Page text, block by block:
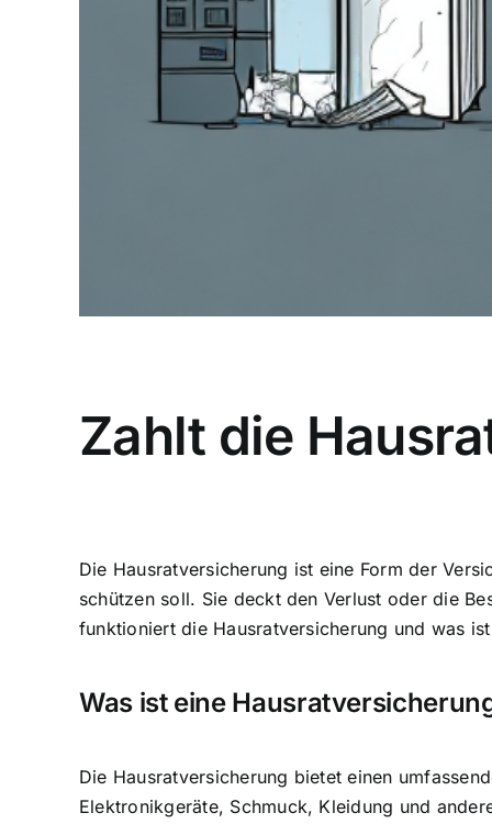
Zahlt die
Die Hausratversicherung ist eine Form der
schützen soll. Sie deckt den Verlust oder die
funktioniert die Hausratversicherung und was
Was ist eine
Die Hausratversicherung bietet einen
Elektronikgeräte, Schmuck, Kleidung und